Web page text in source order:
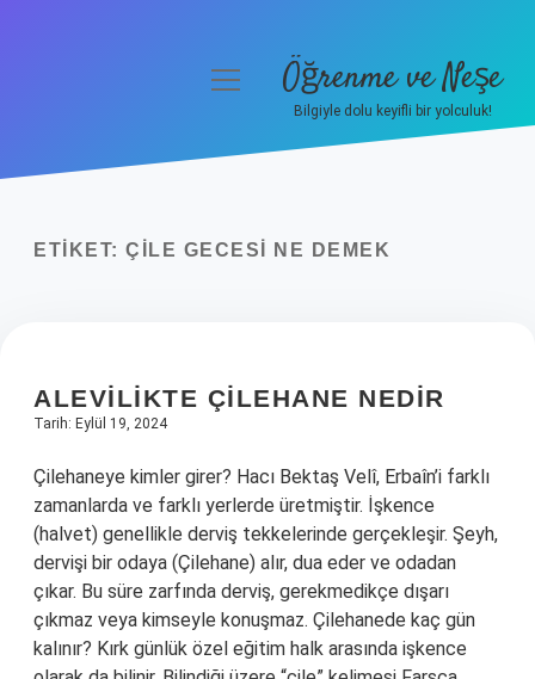
Yasal Uyarı
menüyüÖğrenme ve Neşe
Bilgiyle dolu keyifli bir yolculuk!
ETIKET: ÇILE GECESI NE DEMEK
ALEVILIKTE ÇILEHANE NEDIR
Tarih: Eylül 19, 2024
Çilehaneye kimler girer? Hacı Bektaş Velî, Erbaîn’i farklı
zamanlarda ve farklı yerlerde üretmiştir. İşkence
(halvet) genellikle derviş tekkelerinde gerçekleşir. Şeyh,
dervişi bir odaya (Çilehane) alır, dua eder ve odadan
çıkar. Bu süre zarfında derviş, gerekmedikçe dışarı
çıkmaz veya kimseyle konuşmaz. Çilehanede kaç gün
kalınır? Kırk günlük özel eğitim halk arasında işkence